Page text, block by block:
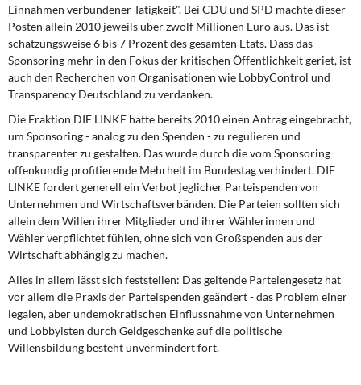
Einnahmen verbundener Tätigkeit". Bei CDU und SPD machte dieser
Posten allein 2010 jeweils über zwölf Millionen Euro aus. Das ist
schätzungsweise 6 bis 7 Prozent des gesamten Etats. Dass das
Sponsoring mehr in den Fokus der kritischen Öffentlichkeit geriet, ist
auch den Recherchen von Organisationen wie LobbyControl und
Transparency Deutschland zu verdanken.
Die Fraktion DIE LINKE hatte bereits 2010 einen Antrag eingebracht,
um Sponsoring - analog zu den Spenden - zu regulieren und
transparenter zu gestalten. Das wurde durch die vom Sponsoring
offenkundig profitierende Mehrheit im Bundestag verhindert. DIE
LINKE fordert generell ein Verbot jeglicher Parteispenden von
Unternehmen und Wirtschaftsverbänden. Die Parteien sollten sich
allein dem Willen ihrer Mitglieder und ihrer Wählerinnen und
Wähler verpflichtet fühlen, ohne sich von Großspenden aus der
Wirtschaft abhängig zu machen.
Alles in allem lässt sich feststellen: Das geltende Parteiengesetz hat
vor allem die Praxis der Parteispenden geändert - das Problem einer
legalen, aber undemokratischen Einflussnahme von Unternehmen
und Lobbyisten durch Geldgeschenke auf die politische
Willensbildung besteht unvermindert fort.